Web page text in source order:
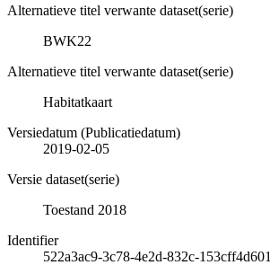
Alternatieve titel verwante dataset(serie)
BWK22
Alternatieve titel verwante dataset(serie)
Habitatkaart
Versiedatum (Publicatiedatum)
2019-02-05
Versie dataset(serie)
Toestand 2018
Identifier
522a3ac9-3c78-4e2d-832c-